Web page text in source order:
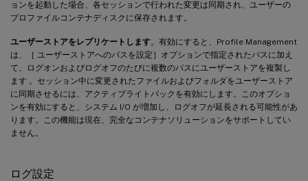
ョンを起動した場合、各セッションで行われた変更は同期され、ユーザーの
プロファイルコンテナディスクに保存されます。
ユーザーストアをレプリケートします。有効にすると、Profile Management
は、［ ユーザーストアへのパスを設定］オプションで指定されたパスに加え
て、ログオンおよびログオフのたびに複数のパスにユーザーストアを複製し
ます 。セッション中に変更されたファイルおよびフォルダをユーザーストア
に同期させるには、アクティブライトバックを有効にします。このオプショ
ンを有効にすると、システム I/O が増加し、ログオフが延長される可能性があ
ります。この機能は現在、完全なコンテナソリューションをサポートしてい
ません。
ログ設定